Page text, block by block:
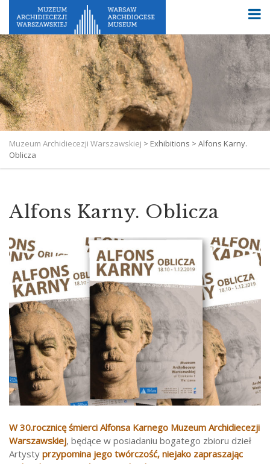
Muzeum Archidiecezji Warszawskiej > Exhibitions > Alfons Karny.
Oblicza
Alfons Karny. Oblicza
W 30.rocznicę śmierci Alfonsa Karnego Muzeum Archidiecezji
Warszawskiej, będące w posiadaniu bogatego zbioru dzieł
Artysty przypomina jego twórczość, niejako zapraszając